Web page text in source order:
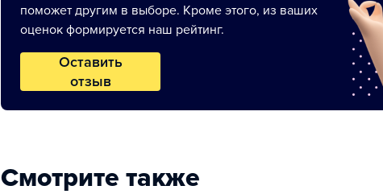
поможет другим в выборе. Кроме этого, из ваших
оценок формируется наш рейтинг.
Оставить
отзыв
Смотрите также